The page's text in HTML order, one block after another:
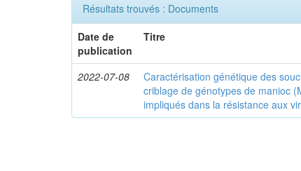
Résultats trouvés : Documents
Date de
publication
Titre
2022-07-08
Caractérisation génétique des
criblage de génotypes de manioc
impliqués dans la résistance aux